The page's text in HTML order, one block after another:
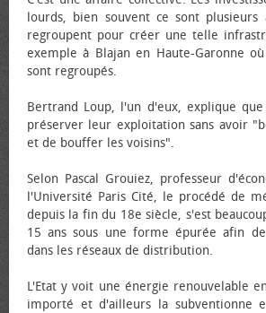
lourds, bien souvent ce sont plusieurs
regroupent pour créer une telle
exemple à Blajan en Haute-Garonne
sont regroupés.
Bertrand Loup, l'un d'eux, explique
préserver leur exploitation sans avoir
et de bouffer les voisins".
Selon Pascal Grouiez, professeur
l'Université Paris Cité, le procédé de
depuis la fin du 18e siècle, s'est
15 ans sous une forme épurée afin
dans les réseaux de distribution.
L'Etat y voit une énergie renouvelable
importé et d'ailleurs la subventionne